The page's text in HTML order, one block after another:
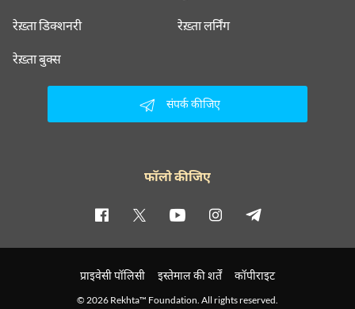
रेख़्ता डिक्शनरी रेख़्ता लर्निंग
रेख़्ता बुक्स
संपर्क कीजिए
फॉलो कीजिए
प्राइवेसी पॉलिसी इस्तेमाल की शर्तें कॉपीराइट
© 2026 Rekhta™ Foundation. All rights reserved.